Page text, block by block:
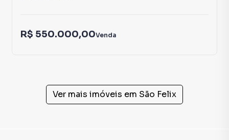
R$ 550.000,00Venda
Ver mais imóveis em São Felix